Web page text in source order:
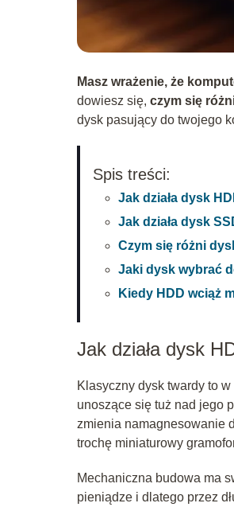
Masz wrażenie, że
dowiesz się, czym się
dysk pasujący do twojego
Spis treści:
Jak działa dysk
Jak działa dysk
Czym się różni
Jaki dysk wybrać
Kiedy HDD wciąż
Jak działa dysk
Klasyczny dysk twardy to
unoszące się tuż nad jego
zmienia namagnesowanie
trochę miniaturowy
Mechaniczna budowa ma
pieniądze i dlatego przez